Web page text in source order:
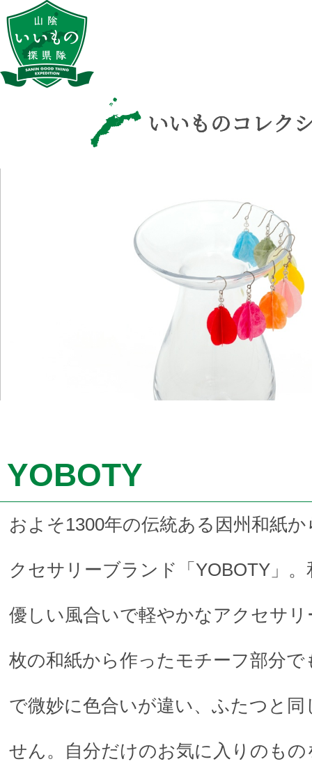
YOBOTY
およそ1300年の伝統ある因州和紙
クセサリーブランド「YOBOTY」
優しい風合いで軽やかなアクセサ
枚の和紙から作ったモチーフ部分で
で微妙に色合いが違い、ふたつと
せん。自分だけのお気に入りのも